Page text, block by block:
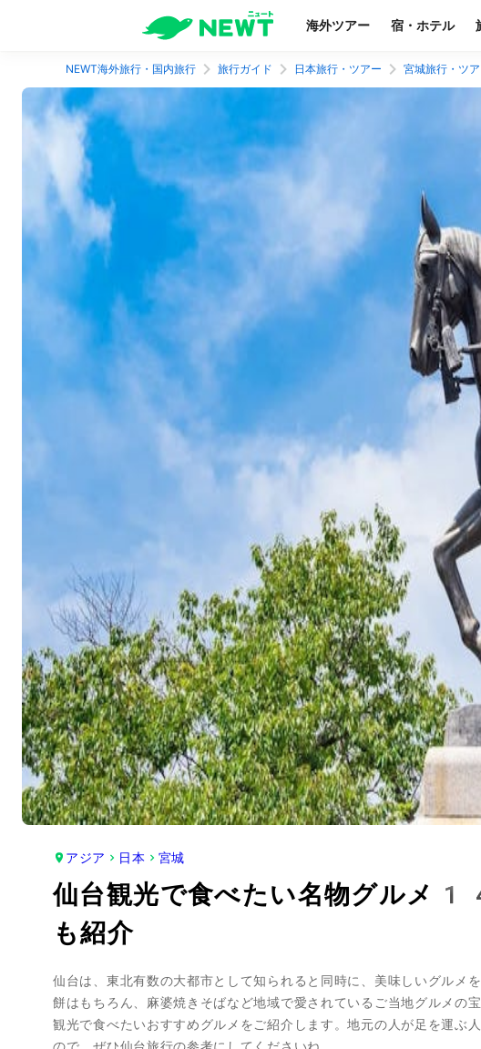
海外ツアー 宿・ホテル
NEWT海外旅行・国内旅行 旅行ガイド 日本旅行・ツアー 宮城旅行・ツ
アジア 日本 宮城
仙台観光で食べたい名物グルメ
も紹介
仙台は、東北有数の大都市として知られると同時に、美味しいグルメ
餅はもちろん、麻婆焼きそばなど地域で愛されているご当地グルメ
観光で食べたいおすすめグルメをご紹介します。地元の人が足を運ぶ
ので、ぜひ仙台旅行の参考にしてくださいね。